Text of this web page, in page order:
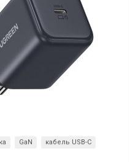
GaN кабель USB-C